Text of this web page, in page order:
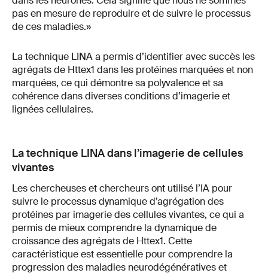
pas en mesure de reproduire et de suivre le processus
de ces maladies.»
La technique LINA a permis d’identifier avec succès les
agrégats de Httex1 dans les protéines marquées et non
marquées, ce qui démontre sa polyvalence et sa
cohérence dans diverses conditions d’imagerie et
lignées cellulaires.
La technique LINA dans l’imagerie de cellules
vivantes
Les chercheuses et chercheurs ont utilisé l’IA pour
suivre le processus dynamique d’agrégation des
protéines par imagerie des cellules vivantes, ce qui a
permis de mieux comprendre la dynamique de
croissance des agrégats de Httex1. Cette
caractéristique est essentielle pour comprendre la
progression des maladies neurodégénératives et